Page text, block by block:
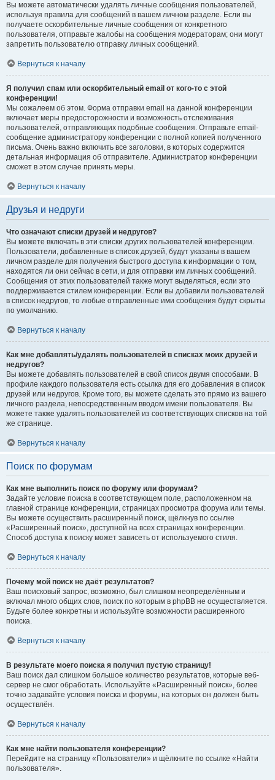
Вы можете автоматически удалять личные сообщения пользователей,
используя правила для сообщений в вашем личном разделе. Если вы
получаете оскорбительные личные сообщения от конкретного
пользователя, отправьте жалобы на сообщения модераторам; они могут
запретить пользователю отправку личных сообщений.
Вернуться к началу
Я получил спам или оскорбительный email от кого-то с этой
конференции!
Мы сожалеем об этом. Форма отправки email на данной конференции
включает меры предосторожности и возможность отслеживания
пользователей, отправляющих подобные сообщения. Отправьте email-
сообщение администратору конференции с полной копией полученного
письма. Очень важно включить все заголовки, в которых содержится
детальная информация об отправителе. Администратор конференции
сможет в этом случае принять меры.
Вернуться к началу
Друзья и недруги
Что означают списки друзей и недругов?
Вы можете включать в эти списки других пользователей конференции.
Пользователи, добавленные в список друзей, будут указаны в вашем
личном разделе для получения быстрого доступа к информации о том,
находятся ли они сейчас в сети, и для отправки им личных сообщений.
Сообщения от этих пользователей также могут выделяться, если это
поддерживается стилем конференции. Если вы добавили пользователей
в список недругов, то любые отправленные ими сообщения будут скрыты
по умолчанию.
Вернуться к началу
Как мне добавлять/удалять пользователей в списках моих друзей и
недругов?
Вы можете добавлять пользователей в свой список двумя способами. В
профиле каждого пользователя есть ссылка для его добавления в список
друзей или недругов. Кроме того, вы можете сделать это прямо из вашего
личного раздела, непосредственным вводом имени пользователя. Вы
можете также удалять пользователей из соответствующих списков на той
же странице.
Вернуться к началу
Поиск по форумам
Как мне выполнить поиск по форуму или форумам?
Задайте условие поиска в соответствующем поле, расположенном на
главной странице конференции, страницах просмотра форума или темы.
Вы можете осуществить расширенный поиск, щёлкнув по ссылке
«Расширенный поиск», доступной на всех страницах конференции.
Способ доступа к поиску может зависеть от используемого стиля.
Вернуться к началу
Почему мой поиск не даёт результатов?
Ваш поисковый запрос, возможно, был слишком неопределённым и
включал много общих слов, поиск по которым в phpBB не осуществляется.
Будьте более конкретны и используйте возможности расширенного
поиска.
Вернуться к началу
В результате моего поиска я получил пустую страницу!
Ваш поиск дал слишком большое количество результатов, которые веб-
сервер не смог обработать. Используйте «Расширенный поиск», более
точно задавайте условия поиска и форумы, на которых он должен быть
осуществлён.
Вернуться к началу
Как мне найти пользователя конференции?
Перейдите на страницу «Пользователи» и щёлкните по ссылке «Найти
пользователя».